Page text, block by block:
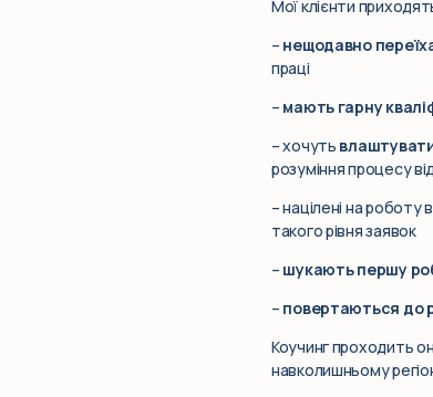
Мої клієнти
– нещодавно
праці
– мають гарну
– хочуть
розуміння процесу
– націлені на роботу в
такого рівня заявок
– шукають першу
– повертаються до
Коучинг проходить
навколишньому